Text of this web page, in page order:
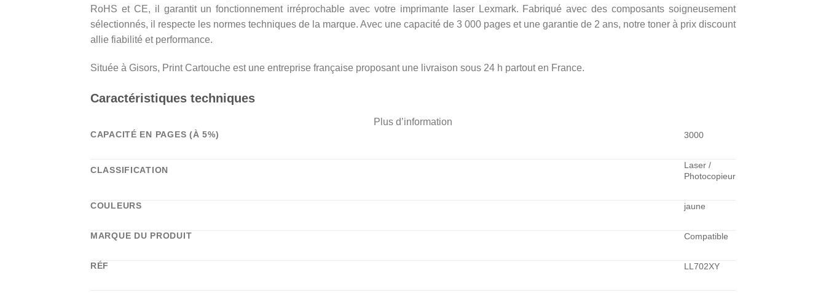
RoHS et CE, il garantit un fonctionnement irréprochable avec votre imprimante laser Lexmark. Fabriqué avec des composants soigneusement
sélectionnés, il respecte les normes techniques de la marque. Avec une capacité de 3 000 pages et une garantie de 2 ans, notre toner à prix discount
allie fiabilité et performance.
Située à Gisors, Print Cartouche est une entreprise française proposant une livraison sous 24 h partout en France.
Caractéristiques techniques
Plus d’information
CAPACITÉ EN PAGES (À 5%) 3000
CLASSIFICATION
Laser /
Photocopieur
COULEURS jaune
MARQUE DU PRODUIT Compatible
RÉF LL702XY